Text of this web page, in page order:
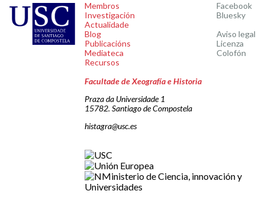
Membros
Investigación
Actualidade
Blog
Publicacións
Mediateca
Recursos
Facebook
Bluesky
Aviso legal
Licenza
Colofón
Facultade de Xeografía e Historia
Praza da Universidade 1
15782. Santiago de Compostela
histagra@usc.es